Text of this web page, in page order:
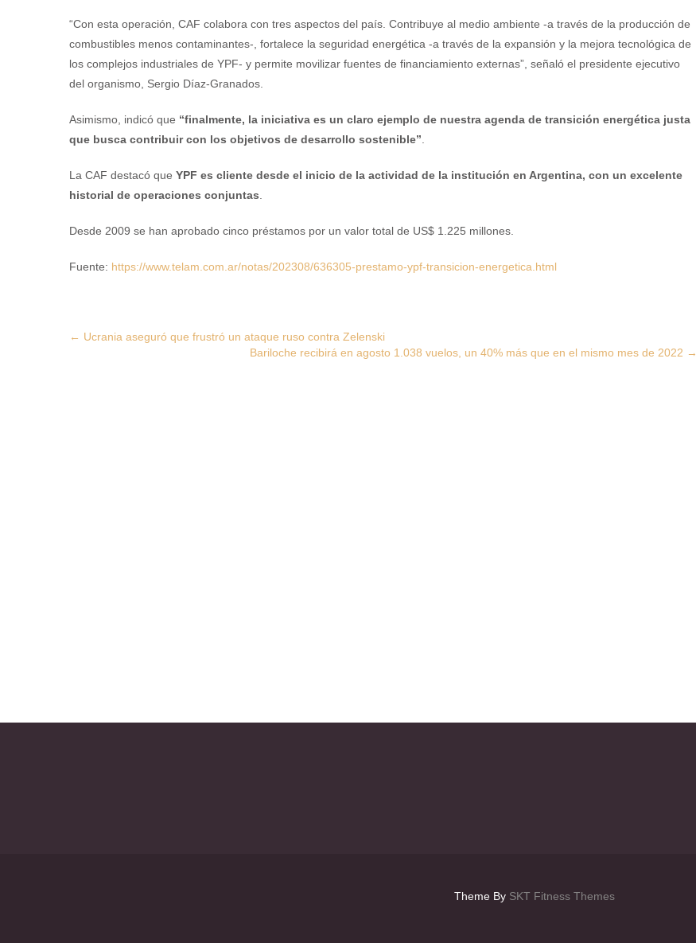
“Con esta operación, CAF colabora con tres aspectos del país. Contribuye al medio ambiente -a través de la producción de
combustibles menos contaminantes-, fortalece la seguridad energética -a través de la expansión y la mejora tecnológica de
los complejos industriales de YPF- y permite movilizar fuentes de financiamiento externas”, señaló el presidente ejecutivo
del organismo, Sergio Díaz-Granados.
Asimismo, indicó que “finalmente, la iniciativa es un claro ejemplo de nuestra agenda de transición energética justa
que busca contribuir con los objetivos de desarrollo sostenible”.
La CAF destacó que YPF es cliente desde el inicio de la actividad de la institución en Argentina, con un excelente
historial de operaciones conjuntas.
Desde 2009 se han aprobado cinco préstamos por un valor total de US$ 1.225 millones.
Fuente: https://www.telam.com.ar/notas/202308/636305-prestamo-ypf-transicion-energetica.html
Post
← Ucrania aseguró que frustró un ataque ruso contra Zelenski
Bariloche recibirá en agosto 1.038 vuelos, un 40% más que en el mismo mes de 2022 →
Theme By SKT Fitness Themes